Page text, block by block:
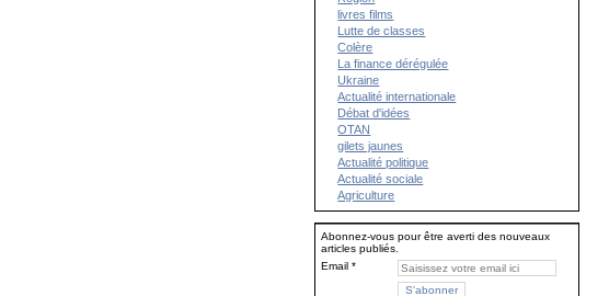
livres films
Lutte de classes
Colère
La finance dérégulée
Ukraine
Actualité internationale
Débat d'idées
OTAN
gilets jaunes
Actualité politique
Actualité sociale
Agriculture
Abonnez-vous pour être averti des nouveaux
articles publiés.
Email